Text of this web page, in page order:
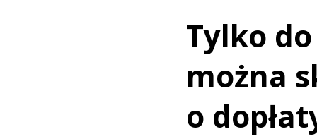
Tylko
można
o